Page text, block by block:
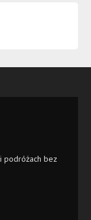
podróżach bez